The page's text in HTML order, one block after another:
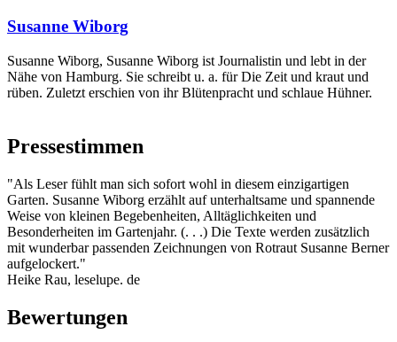
Susanne Wiborg
Susanne Wiborg, Susanne Wiborg ist Journalistin und lebt in der
Nähe von Hamburg. Sie schreibt u. a. für Die Zeit und kraut und
rüben. Zuletzt erschien von ihr Blütenpracht und schlaue Hühner.
Pressestimmen
"Als Leser fühlt man sich sofort wohl in diesem einzigartigen
Garten. Susanne Wiborg erzählt auf unterhaltsame und spannende
Weise von kleinen Begebenheiten, Alltäglichkeiten und
Besonderheiten im Gartenjahr. (. . .) Die Texte werden zusätzlich
mit wunderbar passenden Zeichnungen von Rotraut Susanne Berner
aufgelockert."
Heike Rau, leselupe. de
Bewertungen